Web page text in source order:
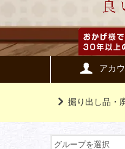
アカ
掘り出し品・